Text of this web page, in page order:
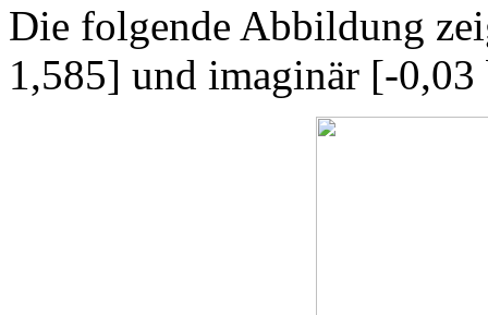
Die folgende Abbildung
1,585] und imaginär [-